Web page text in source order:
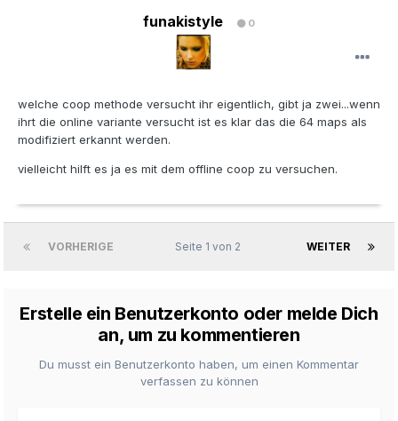
funakistyle 0
welche coop methode versucht ihr eigentlich, gibt ja zwei...wenn
ihrt die online variante versucht ist es klar das die 64 maps als
modifiziert erkannt werden.
vielleicht hilft es ja es mit dem offline coop zu versuchen.
VORHERIGE WEITER
Seite 1 von 2
Erstelle ein Benutzerkonto oder melde Dich
an, um zu kommentieren
Du musst ein Benutzerkonto haben, um einen Kommentar
verfassen zu können